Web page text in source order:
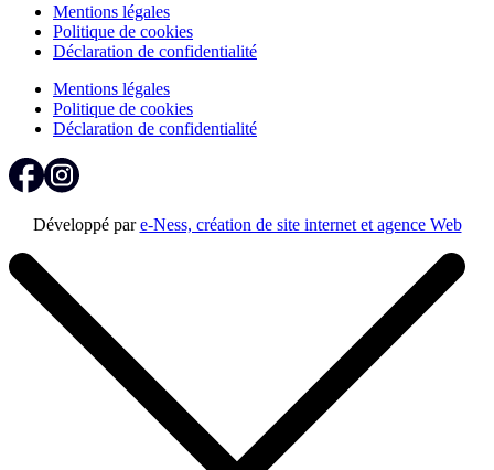
Mentions légales
Politique de cookies
Déclaration de confidentialité
Mentions légales
Politique de cookies
Déclaration de confidentialité
Développé pare-Ness, création de site internet et agence Web